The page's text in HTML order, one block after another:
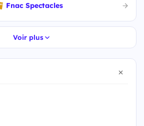
Fnac Spectacles
Voir plus